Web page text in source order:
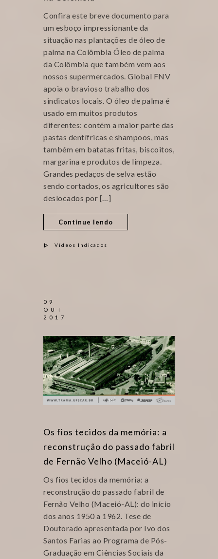
Confira este breve documento para
um esboço impressionante da
situação nas plantações de óleo de
palma na Colômbia Óleo de palma
da Colômbia que também vem aos
nossos supermercados. Global FNV
apoia o bravioso trabalho dos
sindicatos locais. O óleo de palma é
usado em muitos produtos
diferentes: contém a maior parte das
pastas dentífricas e shampoos, mas
também em batatas fritas, biscoitos,
margarina e produtos de limpeza.
Grandes pedaços de selva estão
sendo cortados, os agricultores são
deslocados por […]
Continue lendo
Vídeos Indicados
09
OUT
2017
Os fios tecidos da memória: a
reconstrução do passado fabril
de Fernão Velho (Maceió-AL)
Os fios tecidos da memória: a
reconstrução do passado fabril de
Fernão Velho (Maceió-AL): do início
dos anos 1950 a 1962. Tese de
Doutorado apresentada por Ivo dos
Santos Farias ao Programa de Pós-
Graduação em Ciências Sociais da